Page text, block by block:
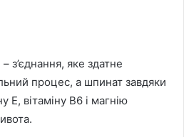
з’єднання, яке здатне
процес, а шпинат завдяки
Е, вітаміну В6 і магнію